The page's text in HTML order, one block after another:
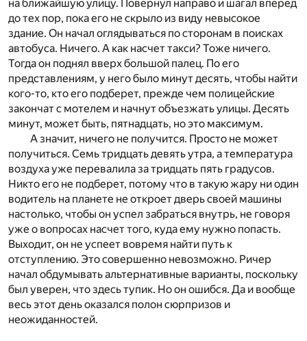
на ближайшую улицу. Повернул направо и шагал вперед
до тех пор, пока его не скрыло из виду невысокое
здание. Он начал оглядываться по сторонам в поисках
автобуса. Ничего. А как насчет такси? Тоже ничего.
Тогда он поднял вверх большой палец. По его
представлениям, у него было минут десять, чтобы найти
кого-то, кто его подберет, прежде чем полицейские
закончат с мотелем и начнут объезжать улицы. Десять
минут, может быть, пятнадцать, но это максимум.
А значит, ничего не получится. Просто не может
получиться. Семь тридцать девять утра, а температура
воздуха уже перевалила за тридцать пять градусов.
Никто его не подберет, потому что в такую жару ни один
водитель на планете не откроет дверь своей машины
настолько, чтобы он успел забраться внутрь, не говоря
уже о вопросах насчет того, куда ему нужно попасть.
Выходит, он не успеет вовремя найти путь к
отступлению. Это совершенно невозможно. Ричер
начал обдумывать альтернативные варианты, поскольку
был уверен, что здесь тупик. Но он ошибся. Да и вообще
весь этот день оказался полон сюрпризов и
неожиданностей.